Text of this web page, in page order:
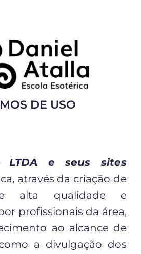
DE USO
LTDA e seus sites
através da criação de
alta qualidade e
profissionais da área,
ao alcance de
a divulgação dos